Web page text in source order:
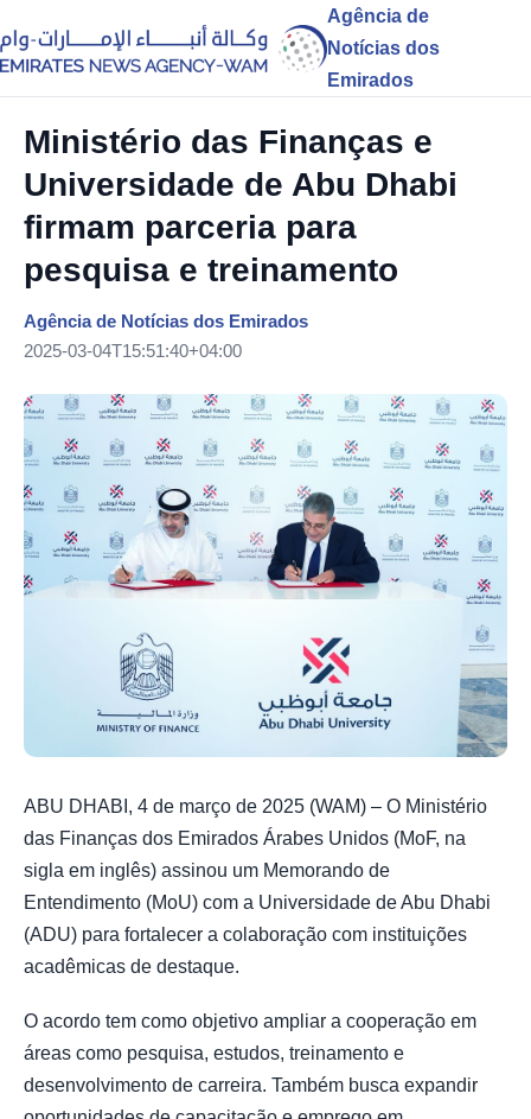
Agência de
Notícias dos
Emirados
Ministério das Finanças e
Universidade de Abu Dhabi
firmam parceria para
pesquisa e treinamento
Agência de Notícias dos Emirados
2025-03-04T15:51:40+04:00
ABU DHABI, 4 de março de 2025 (WAM) – O Ministério
das Finanças dos Emirados Árabes Unidos (MoF, na
sigla em inglês) assinou um Memorando de
Entendimento (MoU) com a Universidade de Abu Dhabi
(ADU) para fortalecer a colaboração com instituições
acadêmicas de destaque.
O acordo tem como objetivo ampliar a cooperação em
áreas como pesquisa, estudos, treinamento e
desenvolvimento de carreira. Também busca expandir